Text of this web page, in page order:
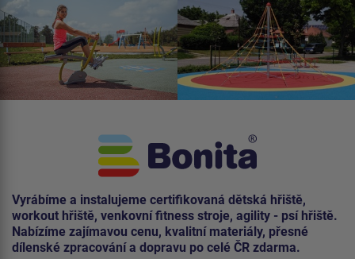
Vyrábíme a instalujeme certifikovaná dětská hřiště,
workout hřiště, venkovní fitness stroje, agility - psí hřiště.
Nabízíme zajímavou cenu, kvalitní materiály, přesné
dílenské zpracování a dopravu po celé ČR zdarma.